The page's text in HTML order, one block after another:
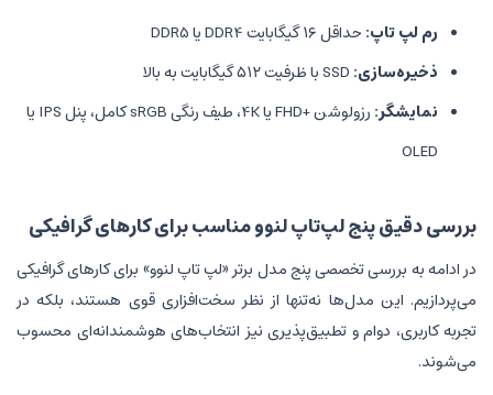
رزولوشن +FHD یا 4K، طیف رنگی sRGB کامل، پنل IPS یا
لنوو مناسب برای کارهای گرافیکی
پنج مدل برتر «لپ تاپ لنوو» برای کارهای گرافیکی
نه‌تنها از نظر سخت‌افزاری قوی هستند، بلکه در
و تطبیق‌پذیری نیز انتخاب‌های هوشمندانه‌ای محسوب